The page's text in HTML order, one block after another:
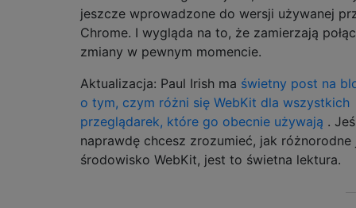
jeszcze wprowadzone do wersji używanej
Chrome. I wygląda na to, że zamierzają
zmiany w pewnym momencie.
Aktualizacja: Paul Irish ma świetny post na
o tym, czym różni się WebKit dla wszystkich
przeglądarek, które go obecnie używają .
naprawdę chcesz zrozumieć, jak różnorodne
środowisko WebKit, jest to świetna lektura.